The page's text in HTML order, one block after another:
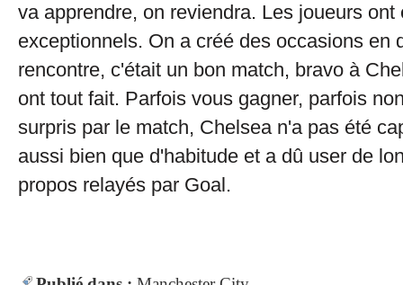
va apprendre, on reviendra. Les joueurs ont
exceptionnels. On a créé des occasions en
rencontre, c'était un bon match, bravo à
ont tout fait. Parfois vous gagner, parfois
surpris par le match, Chelsea n'a pas été
aussi bien que d'habitude et a dû user de
propos relayés par Goal.